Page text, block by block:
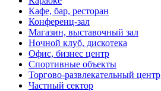
Кафе, бар, ресторан
Конференц-зал
Магазин, выставочный зал
Ночной клуб, дискотека
Офис, бизнес центр
Спортивные объекты
Торгово-развлекательный центр
Частный сектор